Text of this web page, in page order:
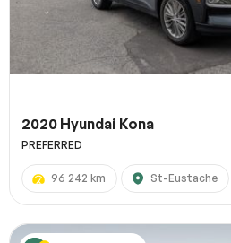
2020 Hyundai Kona
PREFERRED
96 242 km St-Eustache